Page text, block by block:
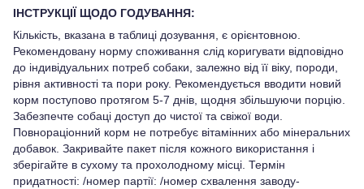
ІНСТРУКЦІЇ ЩОДО ГОДУВАННЯ:
Кількість, вказана в таблиці дозування, є орієнтовною.
Рекомендовану норму споживання слід коригувати відповідно
до індивідуальних потреб собаки, залежно від її віку, породи,
рівня активності та пори року. Рекомендується вводити новий
корм поступово протягом 5-7 днів, щодня збільшуючи порцію.
Забезпечте собаці доступ до чистої та свіжої води.
Повнораціонний корм не потребує вітамінних або мінеральних
добавок. Закривайте пакет після кожного використання і
зберігайте в сухому та прохолодному місці. Термін
придатності: /номер партії: /номер схвалення заводу-